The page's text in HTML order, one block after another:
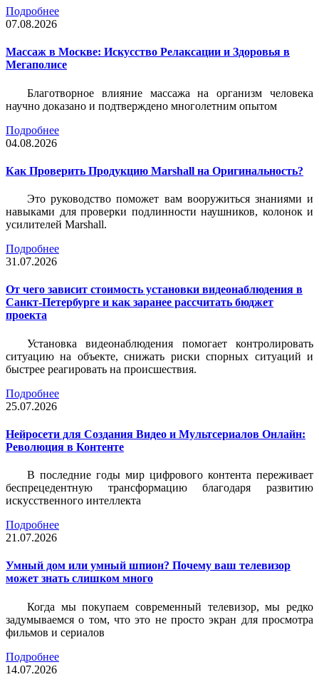
Подробнее
07.08.2026
Массаж в Москве: Искусство Релаксации и Здоровья в
Мегаполисе
Благотворное влияние массажа на организм человека
научно доказано и подтверждено многолетним опытом
Подробнее
04.08.2026
Как Проверить Продукцию Marshall на Оригинальность?
Это руководство поможет вам вооружиться знаниями и
навыками для проверки подлинности наушников, колонок и
усилителей Marshall.
Подробнее
31.07.2026
От чего зависит стоимость установки видеонаблюдения в
Санкт-Петербурге и как заранее рассчитать бюджет
проекта
Установка видеонаблюдения помогает контролировать
ситуацию на объекте, снижать риски спорных ситуаций и
быстрее реагировать на происшествия.
Подробнее
25.07.2026
Нейросети для Создания Видео и Мультсериалов Онлайн:
Революция в Контенте
В последние годы мир цифрового контента переживает
беспрецедентную трансформацию благодаря развитию
искусственного интеллекта
Подробнее
21.07.2026
Умный дом или умный шпион? Почему ваш телевизор
может знать слишком много
Когда мы покупаем современный телевизор, мы редко
задумываемся о том, что это не просто экран для просмотра
фильмов и сериалов
Подробнее
14.07.2026